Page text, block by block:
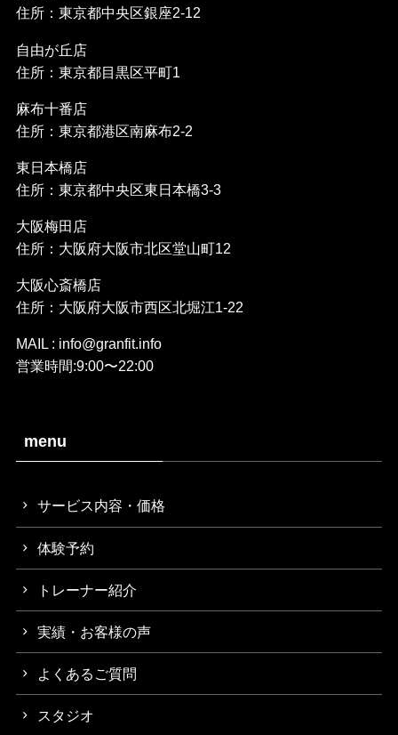
住所：東京都中央区銀座2-12
自由が丘店
住所：東京都目黒区平町1
麻布十番店
住所：東京都港区南麻布2-2
東日本橋店
住所：東京都中央区東日本橋3-3
大阪梅田店
住所：大阪府大阪市北区堂山町12
大阪心斎橋店
住所：大阪府大阪市西区北堀江1-22
MAIL : info@granfit.info
営業時間:9:00〜22:00
menu
サービス内容・価格
体験予約
トレーナー紹介
実績・お客様の声
よくあるご質問
スタジオ